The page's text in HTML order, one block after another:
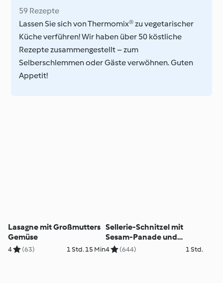
59 Rezepte
Lassen Sie sich von Thermomix® zu vegetarischer
Küche verführen! Wir haben über 50 köstliche
Rezepte zusammengestellt – zum
Selberschlemmen oder Gäste verwöhnen. Guten
Appetit!
Lasagne mit Großmutters
Gemüse
4 (63) 1 Std. 15 Min
Sellerie-Schnitzel mit
Sesam-Panade und
Kartoffelpüree
4 (644) 1 Std.